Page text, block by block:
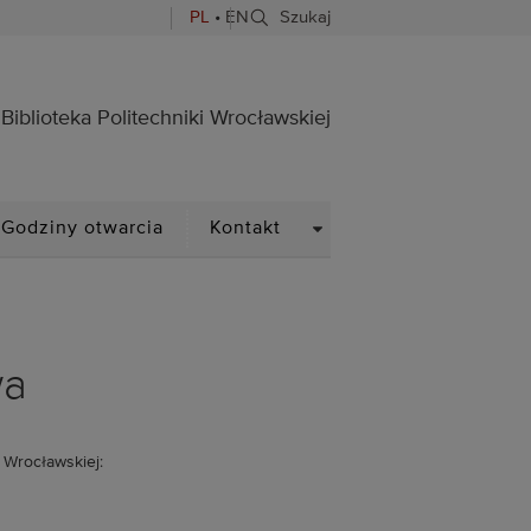
PL • EN Szukaj
Biblioteka Politechniki Wrocławskiej
Godziny otwarcia Kontakt